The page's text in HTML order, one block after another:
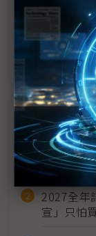
傳NVIDIA再
近７天熱門
MLCC訂
建熱潮將
2027全年
宣」只怕